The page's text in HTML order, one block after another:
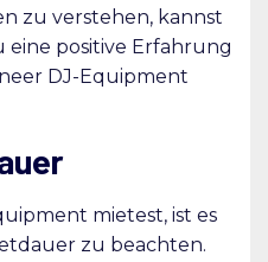
zu verstehen, kannst
eine positive Erfahrung
DJ-Equipment
mietest, ist es
zu beachten.